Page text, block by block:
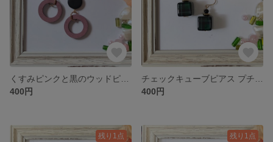
400円
400円
残り1点 残り1点